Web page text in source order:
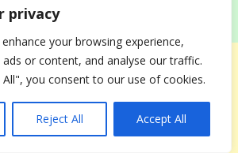
privacy
your browsing experience,
ads or content, and analyse our traffic.
All", you consent to our use of cookies.
Reject All Accept All
давления: